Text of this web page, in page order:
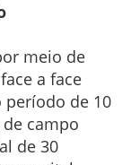
meio de
a face
período de 10
campo
de 30